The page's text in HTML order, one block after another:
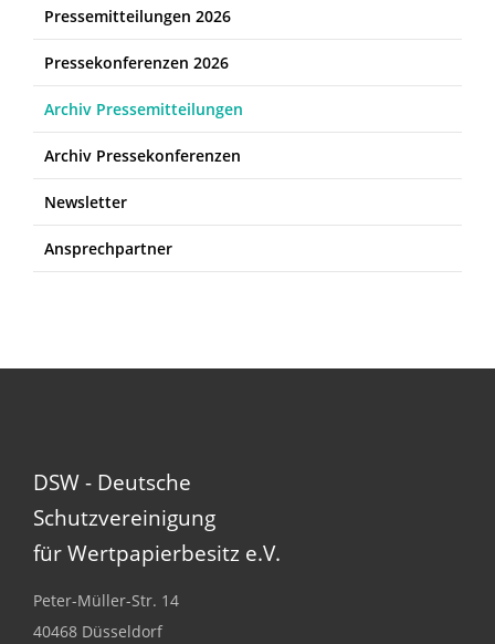
Pressemitteilungen 2026
Pressekonferenzen 2026
Archiv Pressemitteilungen
Archiv Pressekonferenzen
Newsletter
Ansprechpartner
DSW - Deutsche
Schutzvereinigung
für Wertpapierbesitz e.V.
Peter-Müller-Str. 14
40468 Düsseldorf